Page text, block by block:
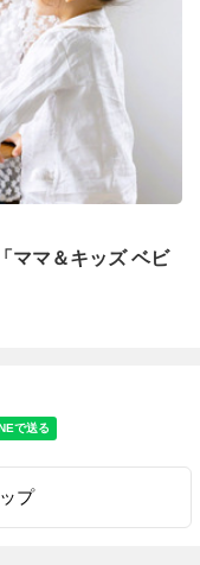
ママ＆キッズ ベビ
プ